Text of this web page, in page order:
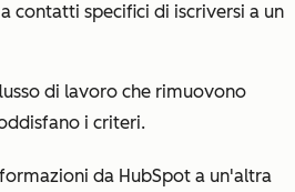
contatti specifici di iscriversi a un
di lavoro che rimuovono
i criteri.
da HubSpot a un'altra